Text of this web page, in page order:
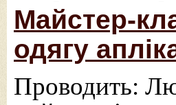
Майстер-
одягу
Проводить: